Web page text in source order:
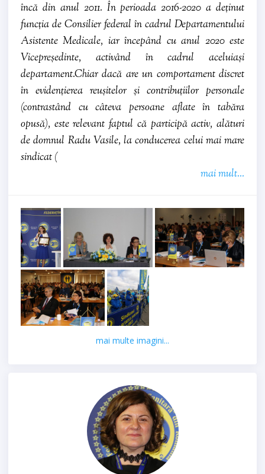
încă din anul 2011. În perioada 2016-2020 a deținut
funcția de Consilier federal în cadrul Departamentului
Asistente Medicale, iar începând cu anul 2020 este
Vicepreședinte, activând în cadrul aceluiași
departament.Chiar dacă are un comportament discret
în evidențierea reușitelor și contribuțiilor personale
(contrastând cu câteva persoane aflate în tabăra
opusă), este relevant faptul că participă activ, alături
de domnul Radu Vasile, la conducerea celui mai mare
sindicat (
mai mult...
mai multe imagini...